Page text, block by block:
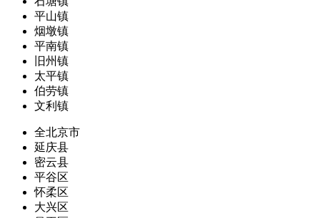
平山镇
烟墩镇
平南镇
旧州镇
太平镇
伯劳镇
文利镇
全北京市
延庆县
密云县
平谷区
怀柔区
大兴区